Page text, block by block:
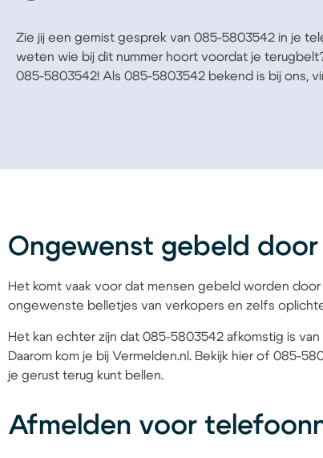
Zie jij een gemist gesprek van 085-5803542 in je
weten wie bij dit nummer hoort voordat je
085-5803542! Als 085-5803542 bekend is bij ons,
Ongewenst gebeld
Het komt vaak voor dat mensen gebeld worden
ongewenste belletjes van verkopers en zelfs
Het kan echter zijn dat 085-5803542 afkomstig is
Daarom kom je bij Vermelden.nl. Bekijk hier of 085-
je gerust terug kunt bellen.
Afmelden voor